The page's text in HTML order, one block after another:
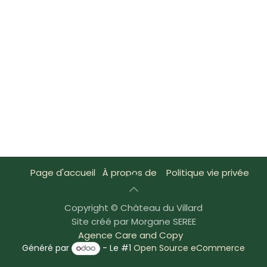
Page d'accueil À propos de Politique vie privée
Copyright © Château du Villard
Site créé par Morgane SEREE
Agence Care and Copy
Généré par - Le #1Open Source eCommerce